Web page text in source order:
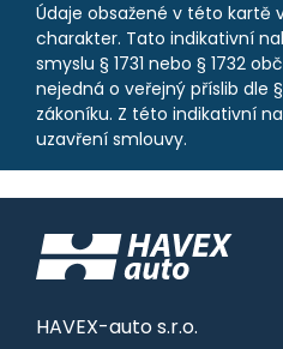
Údaje obsažené v této
charakter. Tato indikativní
smyslu § 1731 nebo § 1732
nejedná o veřejný příslib dle
zákoníku. Z této indikativní
uzavření smlouvy.
HAVEX-auto s.r.o.